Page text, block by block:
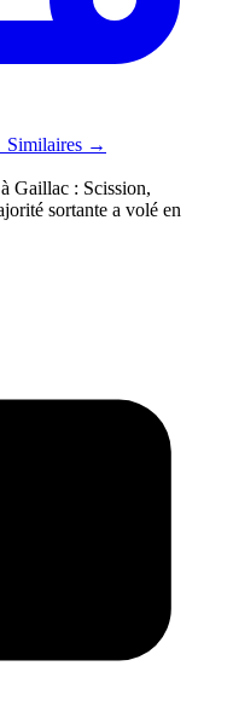
Similaires →